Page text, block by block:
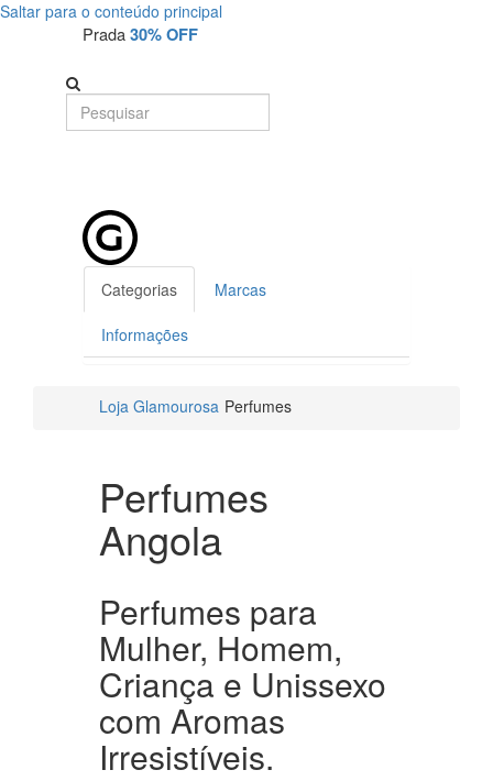
Saltar para o conteúdo principal
Prada30% OFF
Categorias Marcas
Informações
Loja Glamourosa Perfumes
Perfumes
Angola
Perfumes para
Mulher, Homem,
Criança e Unissexo
com Aromas
Irresistíveis.